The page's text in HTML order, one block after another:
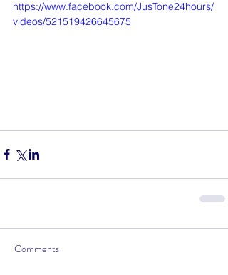
https://www.facebook.com/JusTone24hours/
videos/521519426645675
Comments